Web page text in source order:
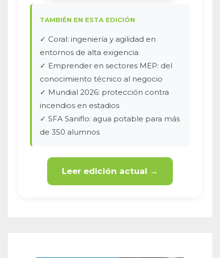
TAMBIÉN EN ESTA EDICIÓN
✓ Coral: ingeniería y agilidad en
entornos de alta exigencia
✓ Emprender en sectores MEP: del
conocimiento técnico al negocio
✓ Mundial 2026: protección contra
incendios en estadios
✓ SFA Saniflo: agua potable para más
de 350 alumnos
Leer edición actual →